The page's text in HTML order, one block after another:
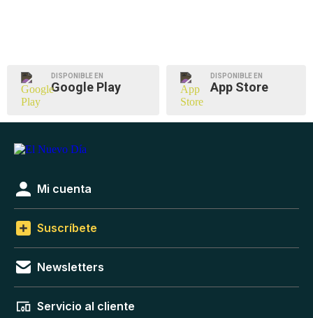
DISPONIBLE EN
Google Play
DISPONIBLE EN
App Store
Mi cuenta
Suscríbete
Newsletters
Servicio al cliente